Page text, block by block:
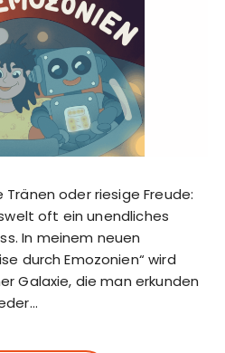
oder riesige Freude:
oft ein unendliches
In meinem neuen
durch Emozonien“ wird
Galaxie, die man erkunden